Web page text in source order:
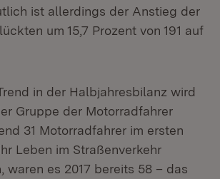
ist allerdings der Anstieg der
um 15,7 Prozent von 191 auf
in der Halbjahresbilanz wird
Gruppe der Motorradfahrer
31 Motorradfahrer im ersten
Leben im Straßenverkehr
waren es 2017 bereits 58 – das